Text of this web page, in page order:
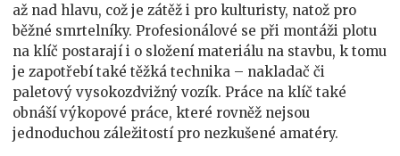
až nad hlavu, což je zátěž i pro kulturisty, natož pro
běžné smrtelníky. Profesionálové se při montáži plotu
na klíč postarají i o složení materiálu na stavbu, k tomu
je zapotřebí také těžká technika – nakladač či
paletový vysokozdvižný vozík. Práce na klíč také
obnáší výkopové práce, které rovněž nejsou
jednoduchou záležitostí pro nezkušené amatéry.